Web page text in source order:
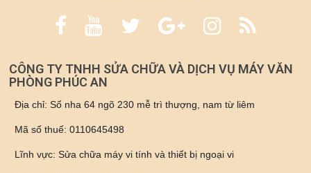
CÔNG TY TNHH SỬA CHỮA VÀ DỊCH VỤ MÁY VĂN
PHÒNG PHÚC AN
Địa chỉ: Số nha 64 ngõ 230 mễ trì thượng, nam từ liêm
Mã số thuế: 0110645498
Lĩnh vực: Sửa chữa máy vi tính và thiết bị ngoại vi